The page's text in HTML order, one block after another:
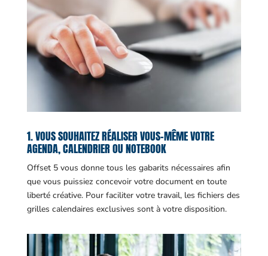
1. VOUS SOUHAITEZ RÉALISER VOUS-MÊME VOTRE
AGENDA, CALENDRIER OU NOTEBOOK
Offset 5 vous donne tous les gabarits nécessaires afin
que vous puissiez concevoir votre document en toute
liberté créative. Pour faciliter votre travail, les fichiers des
grilles calendaires exclusives sont à votre disposition.